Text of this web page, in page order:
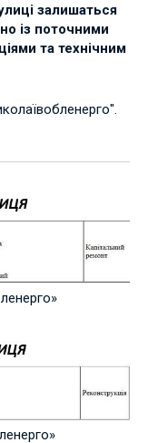
залишаться
із поточними
та технічним